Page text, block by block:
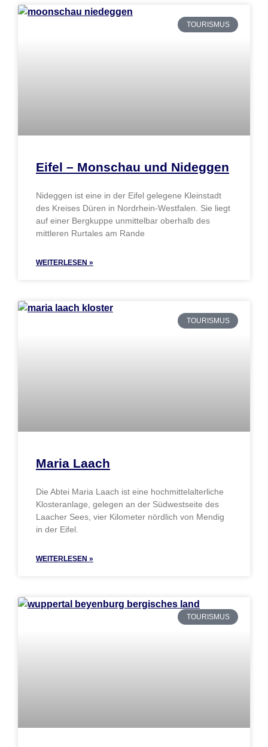
TOURISMUS
Eifel – Monschau und Nideggen
Nideggen ist eine in der Eifel gelegene Kleinstadt
des Kreises Düren in Nordrhein-Westfalen. Sie liegt
auf einer Bergkuppe unmittelbar oberhalb des
mittleren Rurtales am Rande
WEITERLESEN »
TOURISMUS
Maria Laach
Die Abtei Maria Laach ist eine hochmittelalterliche
Klosteranlage, gelegen an der Südwestseite des
Laacher Sees, vier Kilometer nördlich von Mendig
in der Eifel.
WEITERLESEN »
TOURISMUS